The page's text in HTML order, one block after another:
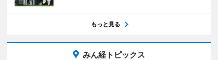
もっと見る
みん経トピックス